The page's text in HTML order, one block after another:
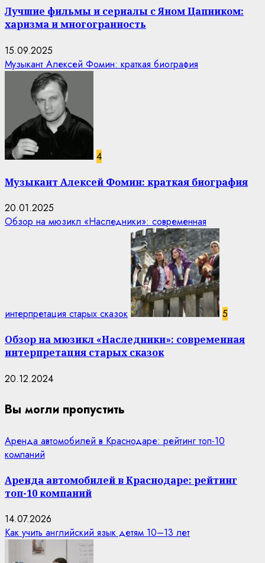
Лучшие фильмы и сериалы с Яном Цапником:
харизма и многогранность
15.09.2025
Музыкант Алексей Фомин: краткая биография
4
Музыкант Алексей Фомин: краткая биография
20.01.2025
Обзор на мюзикл «Наследники»: современная
интерпретация старых сказок 5
Обзор на мюзикл «Наследники»: современная
интерпретация старых сказок
20.12.2024
Вы могли пропустить
Аренда автомобилей в Краснодаре: рейтинг топ-10
компаний
Аренда автомобилей в Краснодаре: рейтинг
топ-10 компаний
14.07.2026
Как учить английский язык детям 10–13 лет